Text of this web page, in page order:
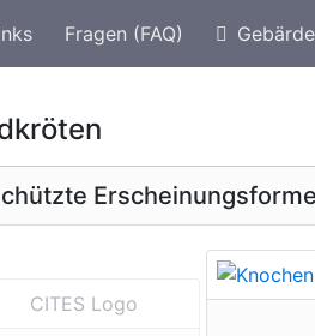
Fragen (FAQ)
Vorherige geschützte